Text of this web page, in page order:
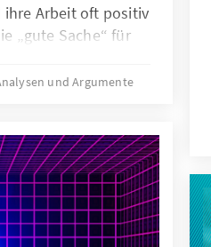
Arbeit oft positiv
„gute Sache“ für
gegen Goliath, um
weniger an
und
bewerten. Im
und Argumente